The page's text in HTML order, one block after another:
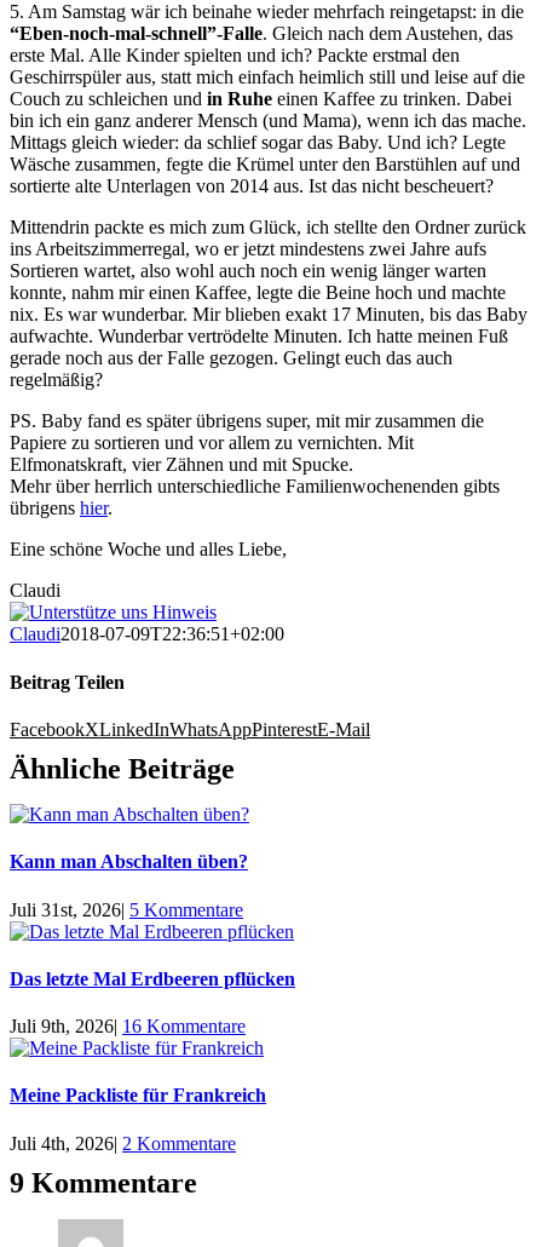
5. Am Samstag wär ich beinahe wieder mehrfach reingetapst: in die
“Eben-noch-mal-schnell”-Falle. Gleich nach dem Austehen, das
erste Mal. Alle Kinder spielten und ich? Packte erstmal den
Geschirrspüler aus, statt mich einfach heimlich still und leise auf die
Couch zu schleichen und in Ruhe einen Kaffee zu trinken. Dabei
bin ich ein ganz anderer Mensch (und Mama), wenn ich das mache.
Mittags gleich wieder: da schlief sogar das Baby. Und ich? Legte
Wäsche zusammen, fegte die Krümel unter den Barstühlen auf und
sortierte alte Unterlagen von 2014 aus. Ist das nicht bescheuert?
Mittendrin packte es mich zum Glück, ich stellte den Ordner zurück
ins Arbeitszimmerregal, wo er jetzt mindestens zwei Jahre aufs
Sortieren wartet, also wohl auch noch ein wenig länger warten
konnte, nahm mir einen Kaffee, legte die Beine hoch und machte
nix. Es war wunderbar. Mir blieben exakt 17 Minuten, bis das Baby
aufwachte. Wunderbar vertrödelte Minuten. Ich hatte meinen Fuß
gerade noch aus der Falle gezogen. Gelingt euch das auch
regelmäßig?
PS. Baby fand es später übrigens super, mit mir zusammen die
Papiere zu sortieren und vor allem zu vernichten. Mit
Elfmonatskraft, vier Zähnen und mit Spucke.
Mehr über herrlich unterschiedliche Familienwochenenden gibts
übrigens hier.
Eine schöne Woche und alles Liebe,
Claudi
Claudi2018-07-09T22:36:51+02:00
Beitrag Teilen
FacebookXLinkedInWhatsAppPinterestE-Mail
Ähnliche Beiträge
Kann man Abschalten üben?
Juli 31st, 2026| 5 Kommentare
Das letzte Mal Erdbeeren pflücken
Juli 9th, 2026| 16 Kommentare
Meine Packliste für Frankreich
Juli 4th, 2026| 2 Kommentare
9 Kommentare